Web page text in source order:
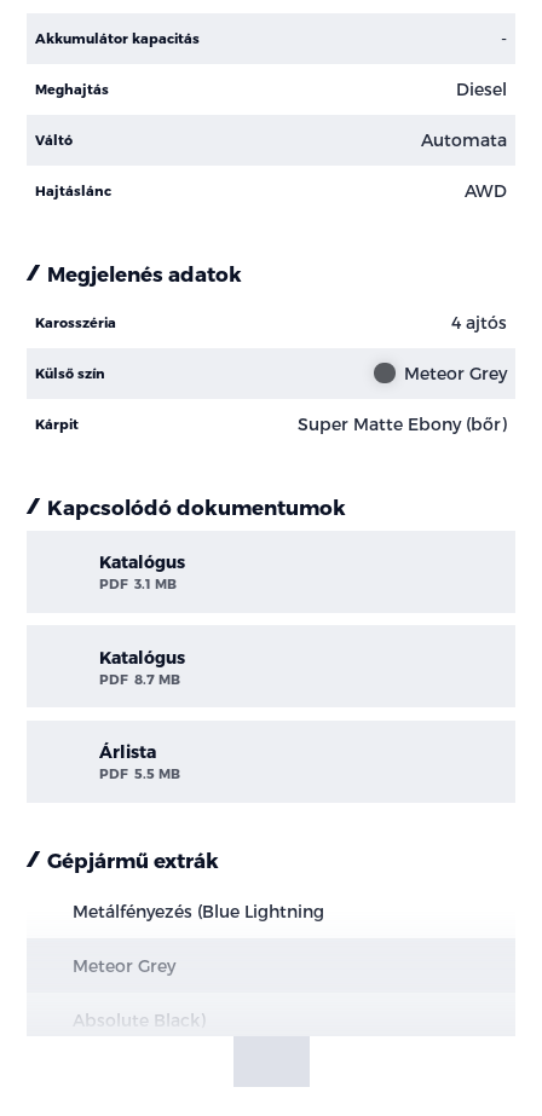
Akkumulátor kapacitás -
Meghajtás Diesel
Váltó Automata
Hajtáslánc AWD
Megjelenés adatok
Karosszéria 4 ajtós
Külső szín Meteor Grey
Kárpit Super Matte Ebony (bőr)
Kapcsolódó dokumentumok
Katalógus
PDF 3.1 MB
Katalógus
PDF 8.7 MB
Árlista
PDF 5.5 MB
Gépjármű extrák
Metálfényezés (Blue Lightning
Meteor Grey
Absolute Black)